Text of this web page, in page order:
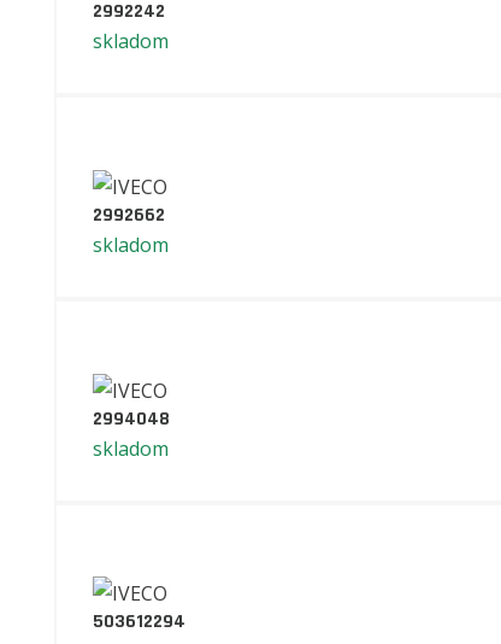
2992242
skladom
2992662
skladom
2994048
skladom
503612294